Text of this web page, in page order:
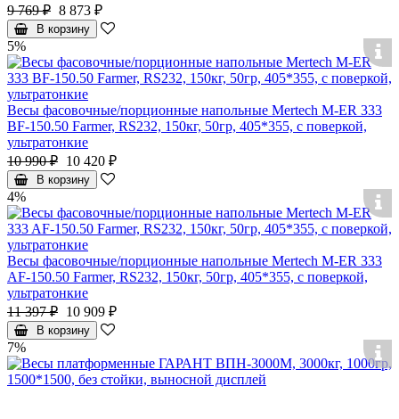
9 769 ₽ 8 873 ₽
В корзину
5%
Весы фасовочные/порционные напольные Mertech M-ER 333
BF-150.50 Farmer, RS232, 150кг, 50гр, 405*355, с поверкой,
ультратонкие
10 990 ₽ 10 420 ₽
В корзину
4%
Весы фасовочные/порционные напольные Mertech M-ER 333
AF-150.50 Farmer, RS232, 150кг, 50гр, 405*355, с поверкой,
ультратонкие
11 397 ₽ 10 909 ₽
В корзину
7%